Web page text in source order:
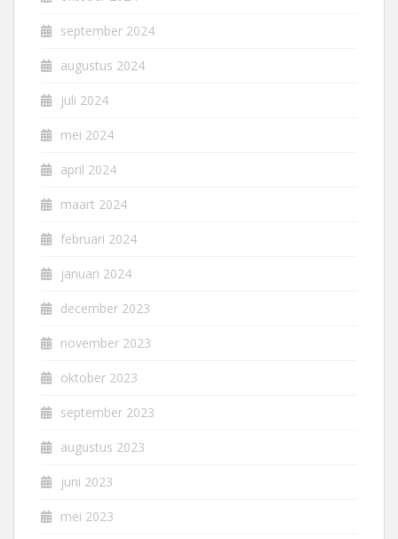
september 2024
augustus 2024
juli 2024
mei 2024
april 2024
maart 2024
februari 2024
januari 2024
december 2023
november 2023
oktober 2023
september 2023
augustus 2023
juni 2023
mei 2023